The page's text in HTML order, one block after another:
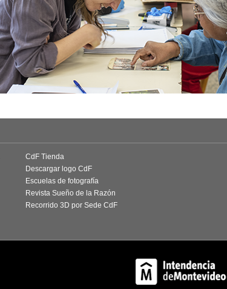
CdF Tienda
Descargar logo CdF
Escuelas de fotografía
Revista Sueño de la Razón
Recorrido 3D por Sede CdF